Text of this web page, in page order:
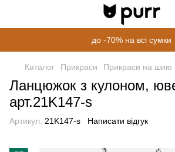
до -70% на всі сумки
Каталог Прикраси Прикраси на шию
Ланцюжок з кулоном,
арт.21K147-s
Артикул: 21K147-s Написати відгук